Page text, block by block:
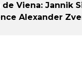
de Viena: Jannik
Alexander